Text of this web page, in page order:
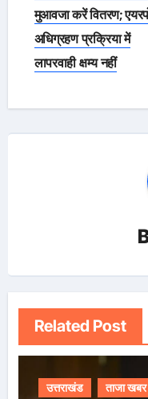
मुआवजा करें वितरण;
अधिग्रहण प्रक्रिया में
लापरवाही क्षम्य नहीं
Related Post
उत्तराखंड ताजा खबर